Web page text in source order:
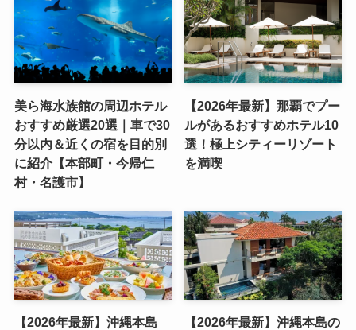
美ら海水族館の周辺ホテル
おすすめ厳選20選｜車で30
分以内＆近くの宿を目的別
に紹介【本部町・今帰仁
村・名護市】
【2026年最新】那覇でプー
ルがあるおすすめホテル10
選！極上シティーリゾート
を満喫
【2026年最新】沖縄本島
【2026年最新】沖縄本島の